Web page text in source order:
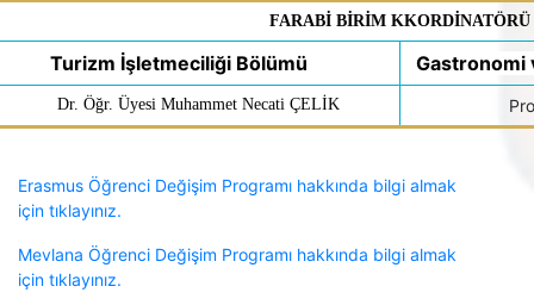
FARABİ BİRİM KKORDİNATÖRÜ
Turizm İşletmeciliği Bölümü Gastronomi
Dr. Öğr. Üyesi Muhammet Necati ÇELİK
Erasmus Öğrenci Değişim Programı hakkında bilgi almak
için tıklayınız.
Mevlana Öğrenci Değişim Programı hakkında bilgi almak
için tıklayınız.